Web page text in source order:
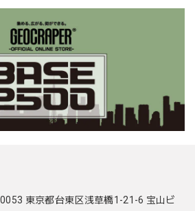
東京都台東区浅草橋1-21-6 宝山ビ